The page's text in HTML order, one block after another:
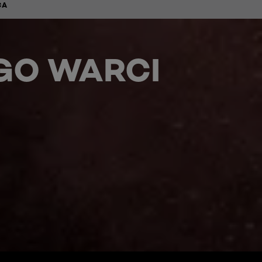
WARCI